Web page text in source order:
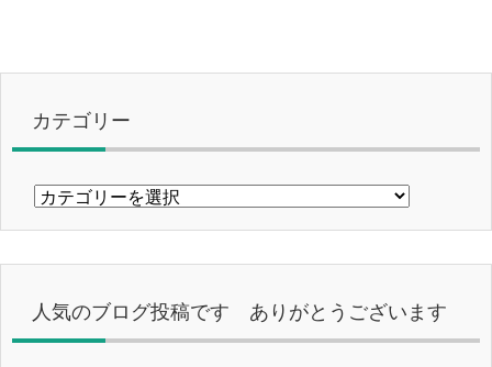
カテゴリー
カ
リ
人気のブログ投稿です ありがとうございます